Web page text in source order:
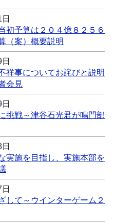
初予算は２０４億８２５６
（案）概要説明
祥事についてお詫びと説明
会見
挑戦～津谷石光君が鳴門部
実施を目指し、実施本部を
して～ウインターゲーム２